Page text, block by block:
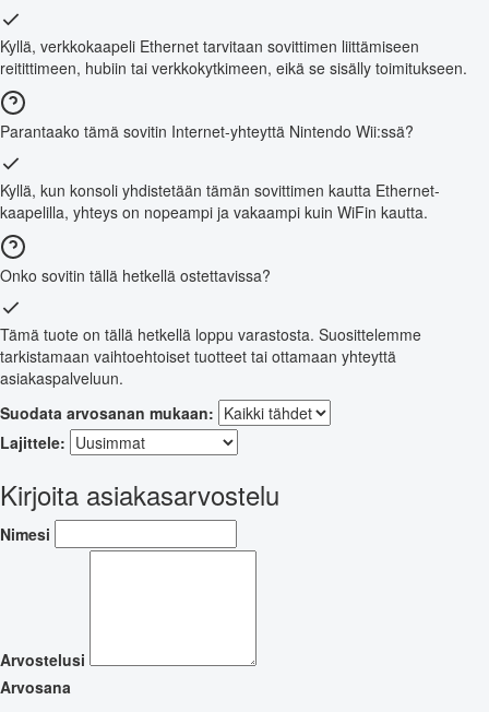
Kyllä, verkkokaapeli Ethernet tarvitaan sovittimen liittämiseen
reitittimeen, hubiin tai verkkokytkimeen, eikä se sisälly toimitukseen.
Parantaako tämä sovitin Internet-yhteyttä Nintendo Wii:ssä?
Kyllä, kun konsoli yhdistetään tämän sovittimen kautta Ethernet-
kaapelilla, yhteys on nopeampi ja vakaampi kuin WiFin kautta.
Onko sovitin tällä hetkellä ostettavissa?
Tämä tuote on tällä hetkellä loppu varastosta. Suosittelemme
tarkistamaan vaihtoehtoiset tuotteet tai ottamaan yhteyttä
asiakaspalveluun.
Suodata arvosanan mukaan:
Lajittele:
Kirjoita asiakasarvostelu
Nimesi
Arvostelusi
Arvosana